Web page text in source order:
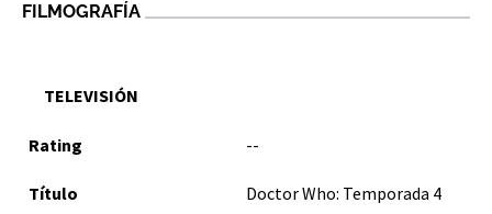
FILMOGRAFÍA
TELEVISIÓN
--
Doctor Who: Temporada 4